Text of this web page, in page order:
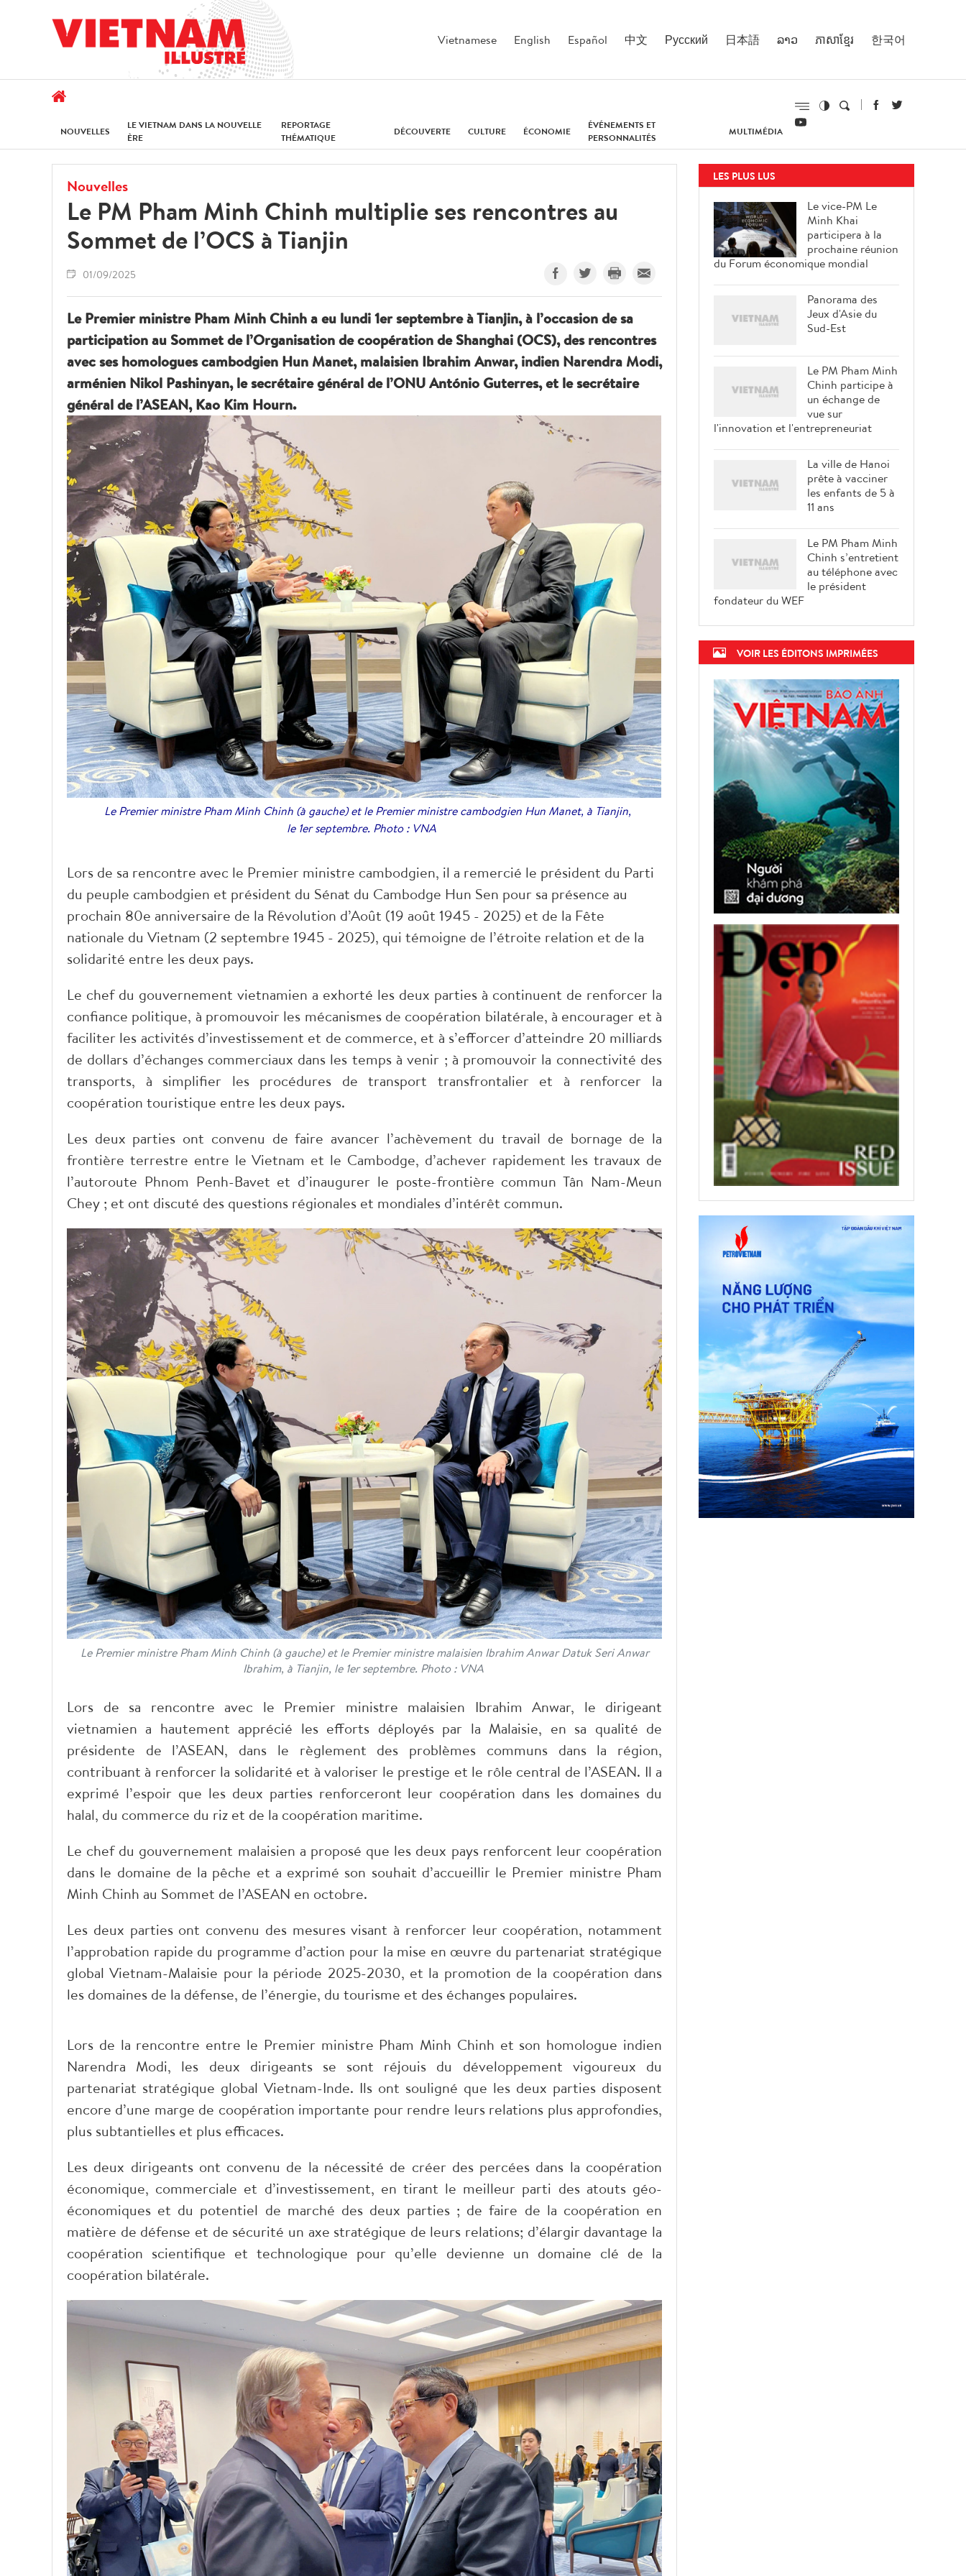
Vietnamese English Español 中文 Русский 日本語 ລາວ ភាសាខ្មែរ 한국어
NOUVELLES
LE VIETNAM DANS LA NOUVELLE
ÈRE
REPORTAGE
THÉMATIQUE
DÉCOUVERTE CULTURE ÉCONOMIE
ÉVÉNEMENTS ET
PERSONNALITÉS
MULTIMÉDIA
Nouvelles
Le PM Pham Minh Chinh multiplie ses rencontres au
Sommet de l’OCS à Tianjin
01/09/2025
Le Premier ministre Pham Minh Chinh a eu lundi 1er septembre à Tianjin, à l’occasion de sa
participation au Sommet de l’Organisation de coopération de Shanghai (OCS), des rencontres
avec ses homologues cambodgien Hun Manet, malaisien Ibrahim Anwar, indien Narendra Modi,
arménien Nikol Pashinyan, le secrétaire général de l’ONU António Guterres, et le secrétaire
général de l’ASEAN, Kao Kim Hourn.
Le Premier ministre Pham Minh Chinh (à gauche) et le Premier ministre cambodgien Hun Manet, à Tianjin,
le 1er septembre. Photo : VNA
Lors de sa rencontre avec le Premier ministre cambodgien, il a remercié le président du Parti
du peuple cambodgien et président du Sénat du Cambodge Hun Sen pour sa présence au
prochain 80e anniversaire de la Révolution d’Août (19 août 1945 - 2025) et de la Fête
nationale du Vietnam (2 septembre 1945 - 2025), qui témoigne de l’étroite relation et de la
solidarité entre les deux pays.
Le chef du gouvernement vietnamien a exhorté les deux parties à continuent de renforcer la
confiance politique, à promouvoir les mécanismes de coopération bilatérale, à encourager et à
faciliter les activités d’investissement et de commerce, et à s’efforcer d’atteindre 20 milliards
de dollars d’échanges commerciaux dans les temps à venir ; à promouvoir la connectivité des
transports, à simplifier les procédures de transport transfrontalier et à renforcer la
coopération touristique entre les deux pays.
Les deux parties ont convenu de faire avancer l’achèvement du travail de bornage de la
frontière terrestre entre le Vietnam et le Cambodge, d’achever rapidement les travaux de
l’autoroute Phnom Penh-Bavet et d’inaugurer le poste-frontière commun Tân Nam-Meun
Chey ; et ont discuté des questions régionales et mondiales d’intérêt commun.
Le Premier ministre Pham Minh Chinh (à gauche) et le Premier ministre malaisien Ibrahim Anwar Datuk Seri Anwar
Ibrahim, à Tianjin, le 1er septembre. Photo : VNA
Lors de sa rencontre avec le Premier ministre malaisien Ibrahim Anwar, le dirigeant
vietnamien a hautement apprécié les efforts déployés par la Malaisie, en sa qualité de
présidente de l’ASEAN, dans le règlement des problèmes communs dans la région,
contribuant à renforcer la solidarité et à valoriser le prestige et le rôle central de l’ASEAN. Il a
exprimé l’espoir que les deux parties renforceront leur coopération dans les domaines du
halal, du commerce du riz et de la coopération maritime.
Le chef du gouvernement malaisien a proposé que les deux pays renforcent leur coopération
dans le domaine de la pêche et a exprimé son souhait d’accueillir le Premier ministre Pham
Minh Chinh au Sommet de l’ASEAN en octobre.
Les deux parties ont convenu des mesures visant à renforcer leur coopération, notamment
l’approbation rapide du programme d’action pour la mise en œuvre du partenariat stratégique
global Vietnam-Malaisie pour la période 2025-2030, et la promotion de la coopération dans
les domaines de la défense, de l’énergie, du tourisme et des échanges populaires.
Lors de la rencontre entre le Premier ministre Pham Minh Chinh et son homologue indien
Narendra Modi, les deux dirigeants se sont réjouis du développement vigoureux du
partenariat stratégique global Vietnam-Inde. Ils ont souligné que les deux parties disposent
encore d’une marge de coopération importante pour rendre leurs relations plus approfondies,
plus subtantielles et plus efficaces.
Les deux dirigeants ont convenu de la nécessité de créer des percées dans la coopération
économique, commerciale et d’investissement, en tirant le meilleur parti des atouts géo-
économiques et du potentiel de marché des deux parties ; de faire de la coopération en
matière de défense et de sécurité un axe stratégique de leurs relations; d’élargir davantage la
coopération scientifique et technologique pour qu’elle devienne un domaine clé de la
coopération bilatérale.
LES PLUS LUS
Le vice-PM Le
Minh Khai
participera à la
prochaine réunion
du Forum économique mondial
Panorama des
Jeux d'Asie du
Sud-Est
Le PM Pham Minh
Chinh participe à
un échange de
vue sur
l'innovation et l'entrepreneuriat
La ville de Hanoi
prête à vacciner
les enfants de 5 à
11 ans
Le PM Pham Minh
Chinh s’entretient
au téléphone avec
le président
fondateur du WEF
VOIR LES ÉDITONS IMPRIMÉES